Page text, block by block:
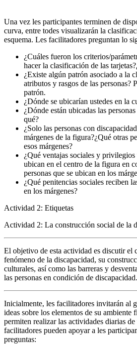
Una vez les participantes terminen de
curva, entre todes visualizarán la
esquema. Les facilitadores preguntan lo
¿Cuáles fueron los criterios/
hacer la clasificación de las
¿Existe algún patrón asociado a la
atributos y rasgos de las personas?
patrón.
¿Dónde se ubicarían ustedes en la
¿Dónde están ubicadas las
qué?
¿Solo las personas con
márgenes de la figura?¿Qué otras
esos márgenes?
¿Qué ventajas sociales y privilegios
ubican en el centro de la figura en
personas que se ubican en los
¿Qué penitencias sociales reciben
en los márgenes?
Actividad 2: Etiquetas
Actividad 2: La construcción social de la
El objetivo de esta actividad es discutir el
fenómeno de la discapacidad, su
culturales, así como las barreras y
las personas en condición de discapacidad.
Inicialmente, les facilitadores invitarán al
ideas sobre los elementos de su ambiente
permiten realizar las actividades diarias
facilitadores pueden apoyar a les
preguntas: